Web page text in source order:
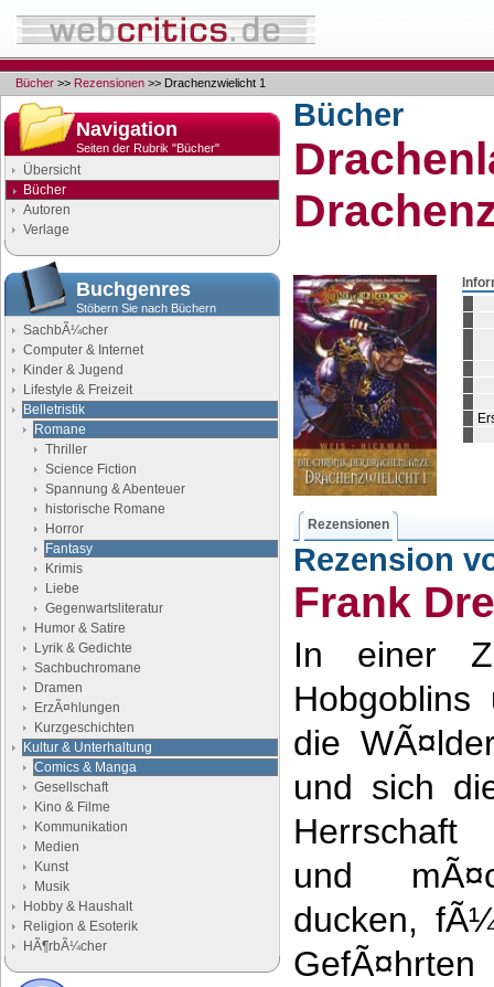
Bücher >> Rezensionen >> Drachenzwielicht 1
Navigation
Seiten der Rubrik "Bücher"
Übersicht
Bücher
Autoren
Verlage
Buchgenres
Stöbern Sie nach Büchern
SachbÃ¼cher
Computer & Internet
Kinder & Jugend
Lifestyle & Freizeit
Belletristik
Romane
Thriller
Science Fiction
Spannung & Abenteuer
historische Romane
Horror
Fantasy
Krimis
Liebe
Gegenwartsliteratur
Humor & Satire
Lyrik & Gedichte
Sachbuchromane
Dramen
ErzÃ¤hlungen
Kurzgeschichten
Kultur & Unterhaltung
Comics & Manga
Gesellschaft
Kino & Filme
Kommunikation
Medien
Kunst
Musik
Hobby & Haushalt
Religion & Esoterik
HÃ¶rbÃ¼cher
Bücher
Rezensionen
Rezension
Frank
In einer
Hobgoblins
die
und sich
Herrschaft
und
ducken,